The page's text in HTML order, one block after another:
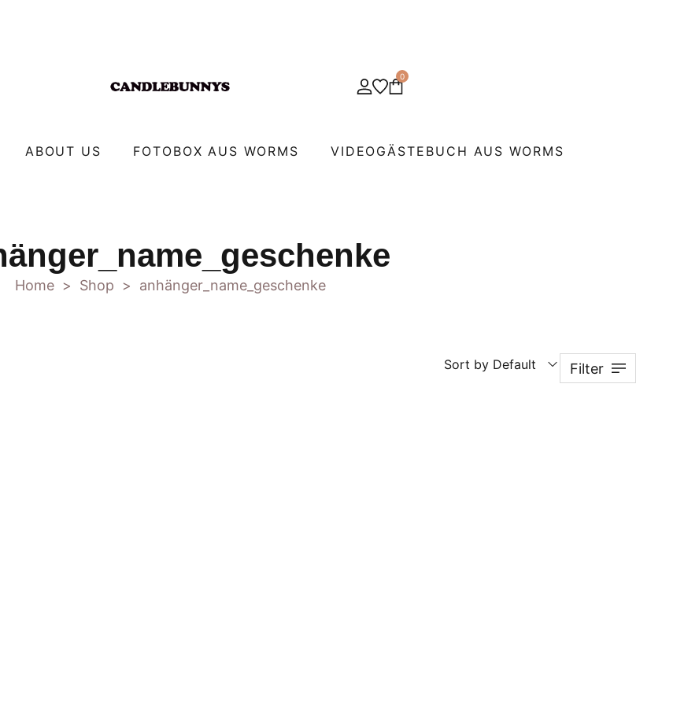
0
ABOUT US FOTOBOX AUS WORMS VIDEOGÄSTEBUCH AUS WORMS
Home > Shop > anhänger_name_geschenke
Sort by Default Filter